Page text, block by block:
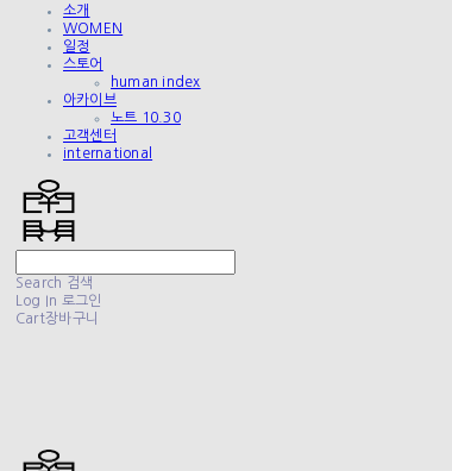
소개
WOMEN
일정
스토어
human index
아카이브
노트 10.30
고객센터
international
Search 검색
Log In 로그인
Cart장바구니